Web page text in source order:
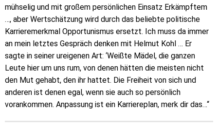
mühselig und mit großem persönlichen Einsatz Erkämpftem
…, aber Wertschätzung wird durch das beliebte politische
Karrieremerkmal Opportunismus ersetzt. Ich muss da immer
an mein letztes Gespräch denken mit Helmut Kohl … Er
sagte in seiner ureigenen Art: ‘Weißte Mädel, die ganzen
Leute hier um uns rum, von denen hätten die meisten nicht
den Mut gehabt, den ihr hattet. Die Freiheit von sich und
anderen ist denen egal, wenn sie auch so persönlich
vorankommen. Anpassung ist ein Karriereplan, merk dir das…“